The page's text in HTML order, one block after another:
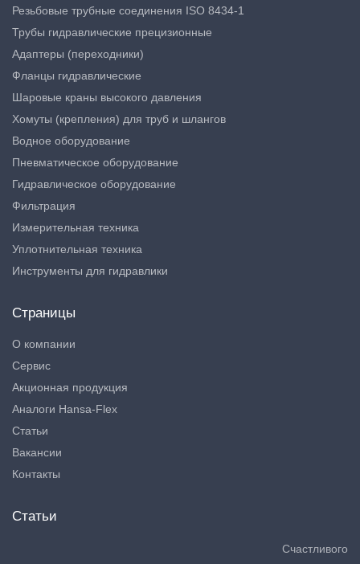
Резьбовые трубные соединения ISO 8434-1
Трубы гидравлические прецизионные
Адаптеры (переходники)
Фланцы гидравлические
Шаровые краны высокого давления
Хомуты (крепления) для труб и шлангов
Водное оборудование
Пневматическое оборудование
Гидравлическое оборудование
Фильтрация
Измерительная техника
Уплотнительная техника
Инструменты для гидравлики
Страницы
О компании
Сервис
Акционная продукция
Аналоги Hansa-Flex
Статьи
Вакансии
Контакты
Статьи
Счастливого